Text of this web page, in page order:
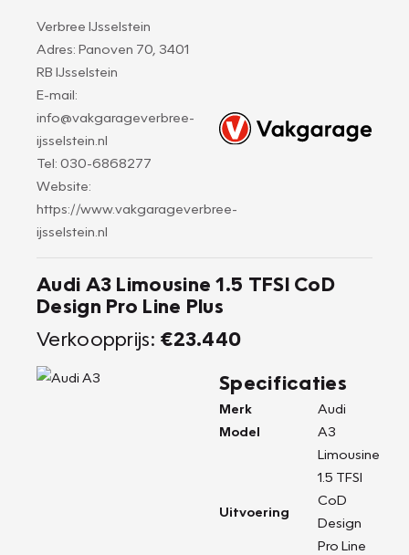
Verbree IJsselstein
Adres: Panoven 70, 3401
RB IJsselstein
E-mail:
info@vakgarageverbree-
ijsselstein.nl
Tel: 030-6868277
Website:
https://www.vakgarageverbree-
ijsselstein.nl
Audi A3 Limousine 1.5 TFSI CoD
Design Pro Line Plus
Verkoopprijs: €23.440
Specificaties
Merk
Audi
Model
A3
Uitvoering
Limousine
1.5 TFSI
CoD
Design
Pro Line